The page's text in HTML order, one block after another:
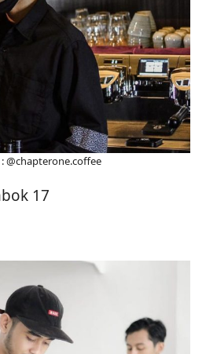
@chapterone.coffee
17